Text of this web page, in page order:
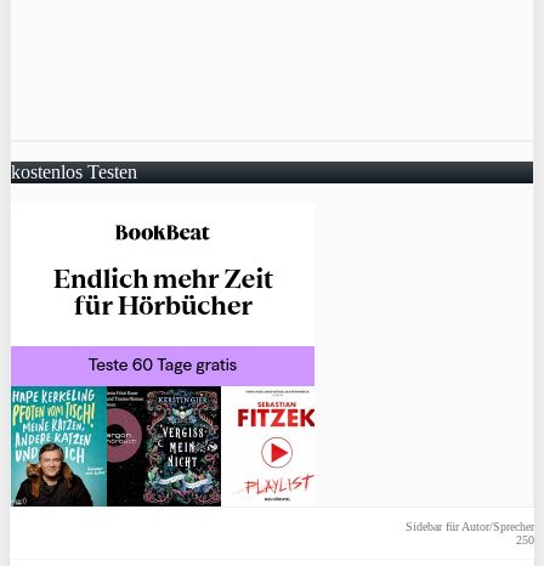
kostenlos Testen
Sidebar für Autor/Sprecher
250